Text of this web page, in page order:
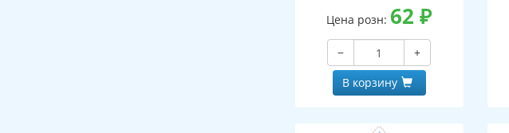
Цена розн: 62₽
−
+
В корзину